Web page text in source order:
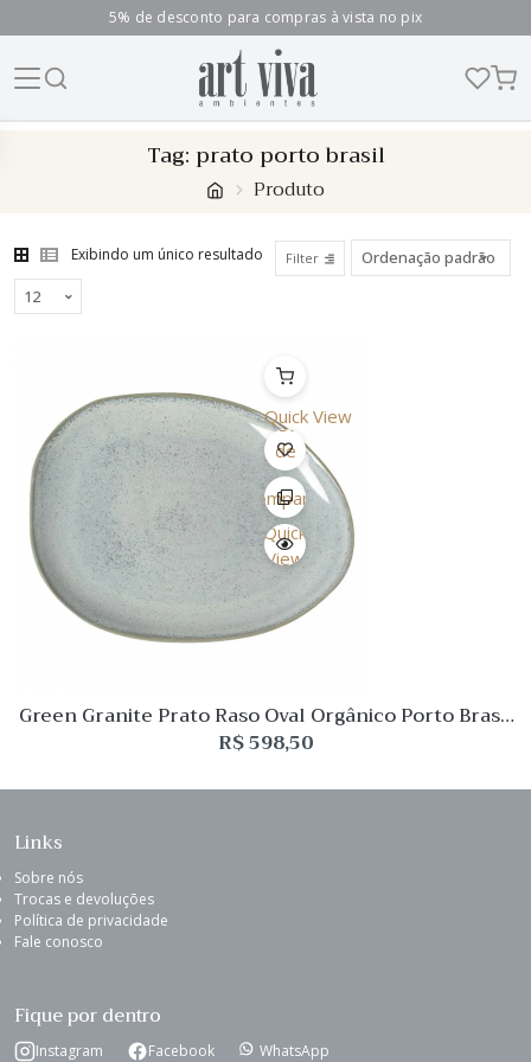
5% de desconto para compras à vista no pix
Tag: prato porto brasil
Produto
Exibindo um único resultado Filter
Quick View
Lista
de
Desejo
Comparar
Quick
View
Green Granite Prato Raso Oval Orgânico Porto Brasil
– 06 peças
R$598,50
Links
Sobre nós
Trocas e devoluções
Política de privacidade
Fale conosco
Fique por dentro
Instagram Facebook WhatsApp